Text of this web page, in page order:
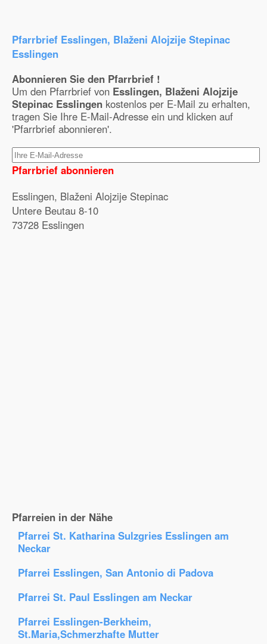
Pfarrbrief Esslingen, Blaženi Alojzije Stepinac
Esslingen
Abonnieren Sie den Pfarrbrief !
Um den Pfarrbrief von Esslingen, Blaženi Alojzije
Stepinac Esslingen kostenlos per E-Mail zu erhalten,
tragen Sie Ihre E-Mail-Adresse ein und klicken auf
'Pfarrbrief abonnieren'.
Pfarrbrief abonnieren
Esslingen, Blaženi Alojzije Stepinac
Untere Beutau 8-10
73728 Esslingen
Pfarreien in der Nähe
Pfarrei St. Katharina Sulzgries Esslingen am
Neckar
Pfarrei Esslingen, San Antonio di Padova
Pfarrei St. Paul Esslingen am Neckar
Pfarrei Esslingen-Berkheim,
St.Maria,Schmerzhafte Mutter